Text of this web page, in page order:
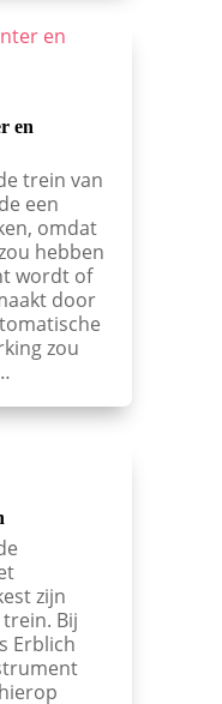
en
trein van
een
omdat
hebben
wordt of
door
zou
zijn
Bij
Erblich